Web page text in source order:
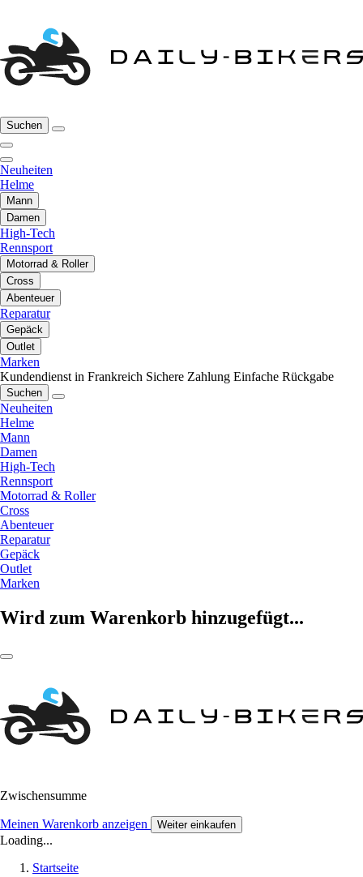
Suchen
Neuheiten
Helme
Mann
Damen
High-Tech
Rennsport
Motorrad & Roller
Cross
Abenteuer
Reparatur
Gepäck
Outlet
Marken
Kundendienst in Frankreich Sichere Zahlung Einfache Rückgabe
Suchen
Neuheiten
Helme
Mann
Damen
High-Tech
Rennsport
Motorrad & Roller
Cross
Abenteuer
Reparatur
Gepäck
Outlet
Marken
Wird zum Warenkorb hinzugefügt...
Zwischensumme
Meinen Warenkorb anzeigen Weiter einkaufen
Loading...
Startseite